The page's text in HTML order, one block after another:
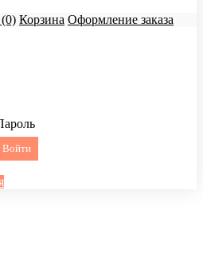
Корзина Оформление заказа